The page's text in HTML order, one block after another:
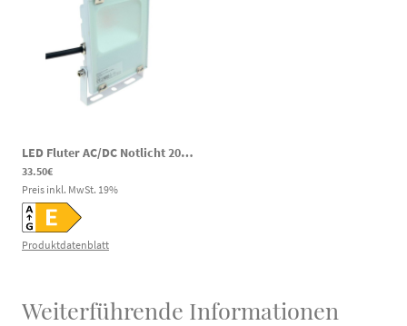
LED Fluter AC/DC Notlicht 20W 2200lm 4000K 120-269V DC 100-240V AC
33.50€
Preis inkl. MwSt. 19%
Produktdatenblatt
Weiterführende Informationen